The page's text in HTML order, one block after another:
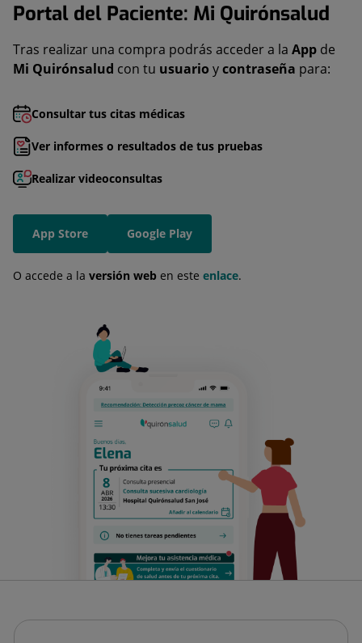
Portal del Paciente: Mi Quirónsalud
Tras realizar una compra podrás acceder a la App de
Mi Quirónsalud con tu usuario ycontraseña para:
Consultar tus citas médicas
Ver informes o resultados de tus pruebas
Realizar videoconsultas
App Store Google Play
O accede a la versión web en este enlace.